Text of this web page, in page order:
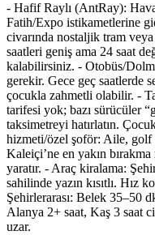
- Hafif Raylı (AntRay):
Fatih/Expo istikametlerine
civarında nostaljik tram
saatleri geniş ama 24 saat
kalabilirsiniz. - Otobüs/
gerekir. Gece geç saatlerde
çocukla zahmetli olabilir. -
tarifesi yok; bazı sürücüler
taksimetreyi hatırlatın.
hizmeti/özel şoför: Aile, golf
Kaleiçi’ne en yakın
yaratır. - Araç kiralama:
sahilinde yazın kısıtlı. Hız
Şehirlerarası: Belek 35–50
Alanya 2+ saat, Kaş 3 saat
uzar.